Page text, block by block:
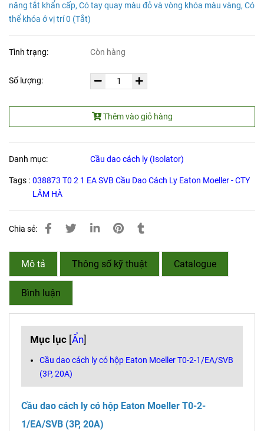
năng tắt khẩn cấp, Có tay quay màu đỏ và vòng khóa màu vàng, Có
thể khóa ở vị trí 0 (Tắt)
Tình trạng: Còn hàng
Số lượng:
Thêm vào giỏ hàng
Danh mục: Cầu dao cách ly (Isolator)
Tags : 038873 T0 2 1 EA SVB Cầu Dao Cách Ly Eaton Moeller - CTY
LÂM HÀ
Chia sẻ:
Mô tả Thông số kỹ thuật Catalogue
Bình luận
Mục lục [Ẩn]
Cầu dao cách ly có hộp Eaton Moeller T0-2-1/EA/SVB
(3P, 20A)
Cầu dao cách ly có hộp Eaton Moeller T0-2-
1/EA/SVB (3P, 20A)